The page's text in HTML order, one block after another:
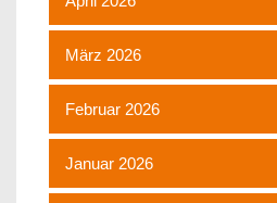
März 2026
Februar 2026
Januar 2026